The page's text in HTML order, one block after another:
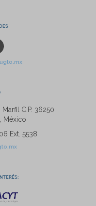
C.P. 36250
México
Ext. 5538